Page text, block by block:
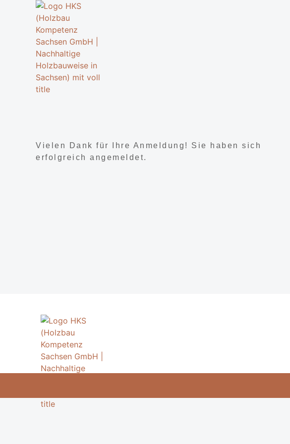
Vielen Dank für Ihre Anmeldung! Sie haben sich
erfolgreich angemeldet.